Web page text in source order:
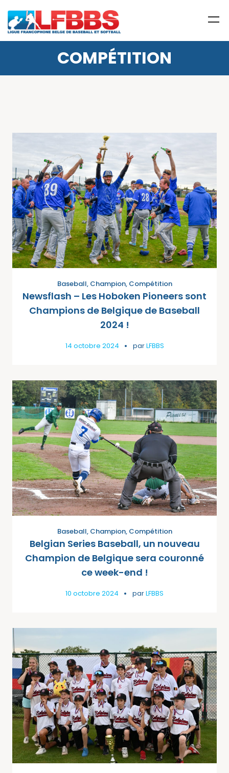
COMPÉTITION
Baseball, Champion, Compétition
Newsflash – Les Hoboken Pioneers sont
Champions de Belgique de Baseball
2024 !
14 octobre 2024 parLFBBS
Baseball, Champion, Compétition
Belgian Series Baseball, un nouveau
Champion de Belgique sera couronné
ce week-end !
10 octobre 2024 parLFBBS